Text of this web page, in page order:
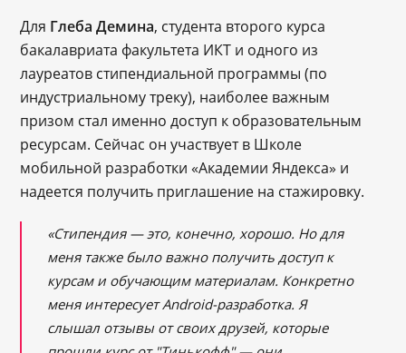
Для Глеба Демина, студента второго курса
бакалавриата факультета ИКТ и одного из
лауреатов стипендиальной программы (по
индустриальному треку), наиболее важным
призом стал именно доступ к образовательным
ресурсам. Сейчас он участвует в Школе
мобильной разработки «Академии Яндекса» и
надеется получить приглашение на стажировку.
«Стипендия ― это, конечно, хорошо. Но для
меня также было важно получить доступ к
курсам и обучающим материалам. Конкретно
меня интересует Android-разработка. Я
слышал отзывы от своих друзей, которые